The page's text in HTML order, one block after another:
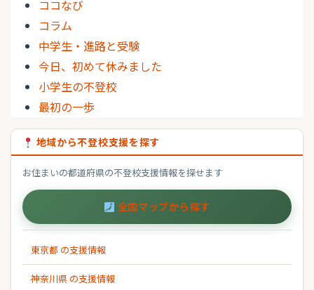
ココなび
コラム
中学生・進路と受験
今日、初めて休みました
小学生の不登校
最初の一歩
地域から不登校支援を探す
お住まいの都道府県の不登校支援情報を探せます
全国マップから探す
東京都 の支援情報
神奈川県 の支援情報